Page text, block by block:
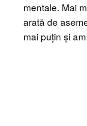
mentale. Mai
arată de
mai puțin și